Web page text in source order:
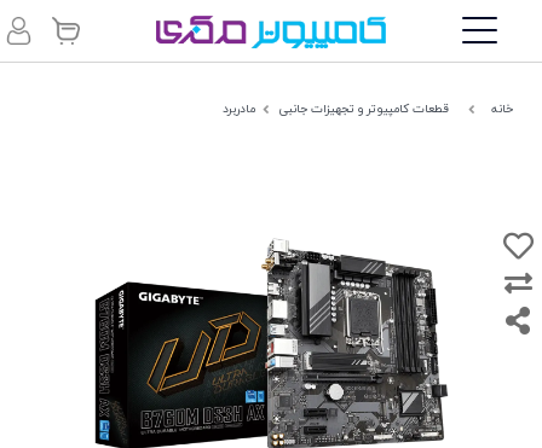
خانه قطعات کامپیوتر و تجهیزات جانبی مادربرد